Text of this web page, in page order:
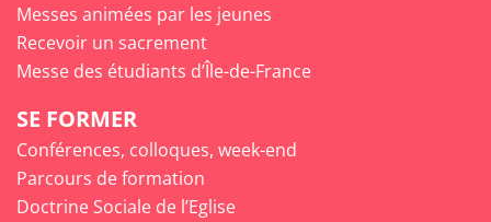
Messes animées par les jeunes
Recevoir un sacrement
Messe des étudiants d’Île-de-France
SE FORMER
Conférences, colloques, week-end
Parcours de formation
Doctrine Sociale de l’Eglise